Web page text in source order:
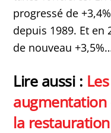
progressé de
depuis 1989. Et en
de nouveau
Lire aussi :
augmentation
la